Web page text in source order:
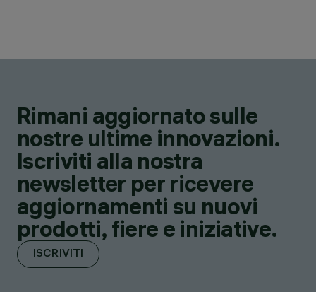
Rimani aggiornato sulle
nostre ultime innovazioni.
Iscriviti alla nostra
newsletter per ricevere
aggiornamenti su nuovi
prodotti, fiere e iniziative.
ISCRIVITI